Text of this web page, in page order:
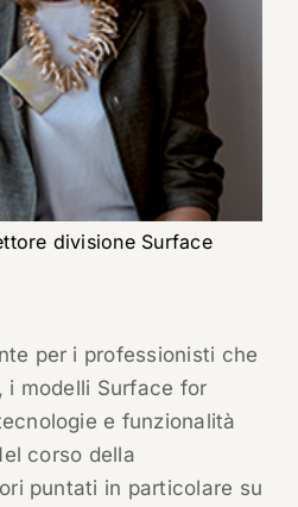
divisione Surface
per i professionisti che
i modelli Surface for
e funzionalità
corso della
puntati in particolare su